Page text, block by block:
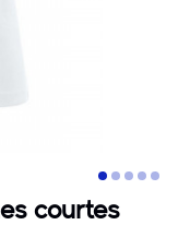
courtes